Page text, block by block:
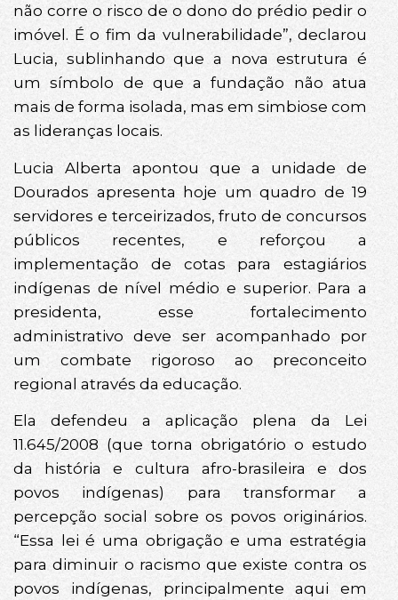
não corre o risco de o dono do prédio pedir o
imóvel. É o fim da vulnerabilidade”, declarou
Lucia, sublinhando que a nova estrutura é
um símbolo de que a fundação não atua
mais de forma isolada, mas em simbiose com
as lideranças locais.
Lucia Alberta apontou que a unidade de
Dourados apresenta hoje um quadro de 19
servidores e terceirizados, fruto de concursos
públicos recentes, e reforçou a
implementação de cotas para estagiários
indígenas de nível médio e superior. Para a
presidenta, esse fortalecimento
administrativo deve ser acompanhado por
um combate rigoroso ao preconceito
regional através da educação.
Ela defendeu a aplicação plena da Lei
11.645/2008 (que torna obrigatório o estudo
da história e cultura afro-brasileira e dos
povos indígenas) para transformar a
percepção social sobre os povos originários.
“Essa lei é uma obrigação e uma estratégia
para diminuir o racismo que existe contra os
povos indígenas, principalmente aqui em